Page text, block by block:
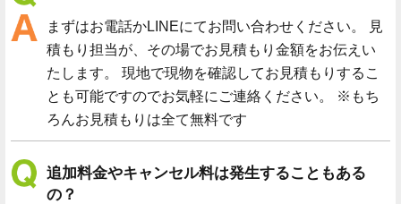
まずはお電話かLINEにてお問い合わせください。 見
積もり担当が、その場でお見積もり金額をお伝えい
たします。 現地で現物を確認してお見積もりするこ
とも可能ですのでお気軽にご連絡ください。 ※もち
ろんお見積もりは全て無料です
追加料金やキャンセル料は発生することもある
の？